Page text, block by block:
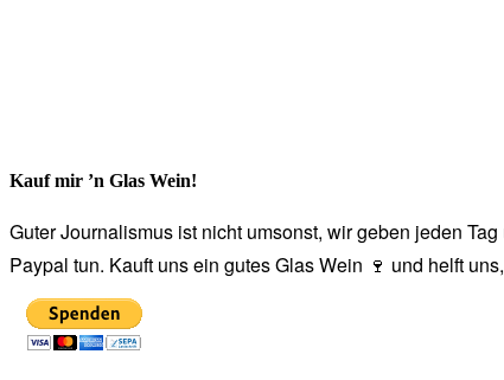
Kauf mir ’n Glas Wein!
Guter Journalismus ist nicht umsonst, wir geben jeden
Paypal tun. Kauft uns ein gutes Glas Wein 🍷 und helft